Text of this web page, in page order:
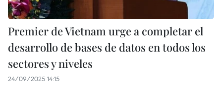
Premier de Vietnam urge a completar el
desarrollo de bases de datos en todos los
sectores y niveles
24/09/2025 14:15